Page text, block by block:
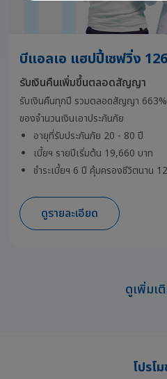
บีแอลเอ แฮปปี้เซฟวิ่ง 126
รับเงินคืนเพิ่มขึ้นตลอดสัญญา
รับเงินคืนทุกปี รวมตลอดสัญญา
ของจำนวนเงินเอาประกันภัย
อายุที่รับประกันภัย 20 - 80 ปี
เบี้ยฯ รายปีเริ่มต้น 19,660 บาท
ชำระเบี้ยฯ 6 ปี คุ้มครองชีวิตนาน
ดูรายละเอียด
ดูเพิ่มเ
โปรโ